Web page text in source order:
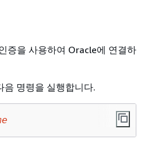
증을 사용하여 Oracle에 연결하
음 명령을 실행합니다.